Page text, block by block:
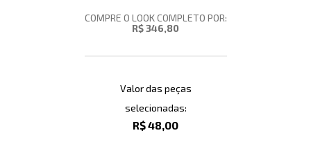
COMPRE O LOOK COMPLETO POR:
R$ 346,80
Valor das peças
selecionadas:
R$ 48,00